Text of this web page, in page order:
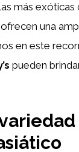
más
ofrecen una
en este
pueden